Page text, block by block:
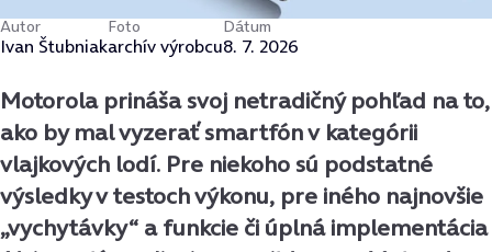
Autor
Ivan Štubniak
Foto
archív výrobcu
Dátum
8. 7. 2026
Motorola prináša svoj netradičný pohľad na to,
ako by mal vyzerať smartfón v kategórii
vlajkových lodí. Pre niekoho sú podstatné
výsledky v testoch výkonu, pre iného najnovšie
„vychytávky“ a funkcie či úplná implementácia